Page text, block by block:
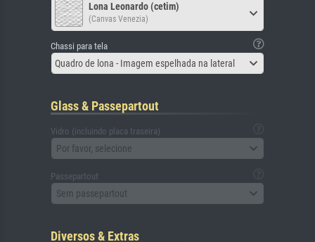
Lona Leonardo (cetim)
(Canvas Venezia)
Chassi para tela
Quadro de lona - Imagem espelhada na lateral
Glass & Passepartout
Vidro (incluindo placa traseira)
Por favor, selecione
Passepartout
Sem passepartout
Diversos & Extras